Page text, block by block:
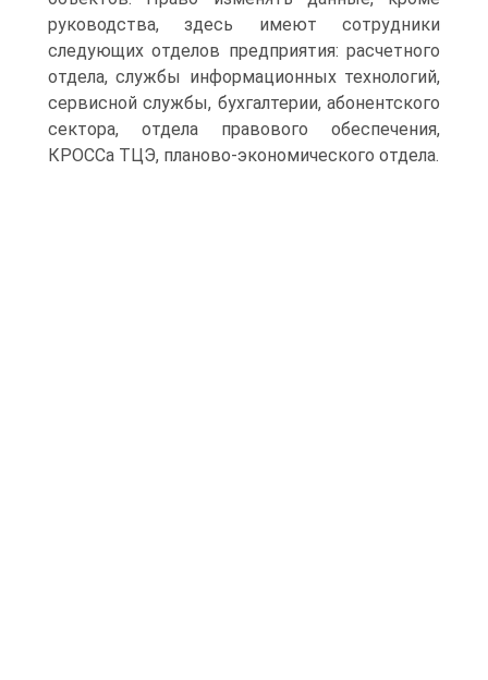
руководства, здесь имеют сотрудники
следующих отделов предприятия: расчетного
отдела, службы информационных технологий,
сервисной службы, бухгалтерии, абонентского
сектора, отдела правового обеспечения,
КРОССа ТЦЭ, планово-экономического отдела.